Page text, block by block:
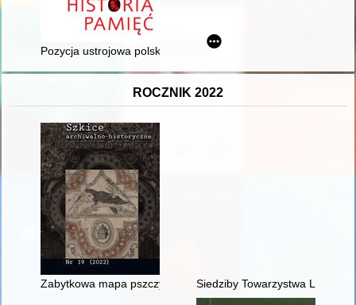
Pozycja ustrojowa polskiego Śląska w II Rzeczypospolitej
ROCZNIK 2022
Zabytkowa mapa pszczyńskiego wolnego państwa
Siedziby Towarzystwa